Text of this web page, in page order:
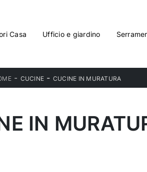
Casa Ufficio e giardino
- CUCINE - CUCINE IN MURATURA
IN